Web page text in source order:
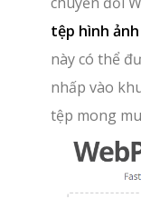
tệp hình ảnh
này có thể
nhấp vào
tệp mong